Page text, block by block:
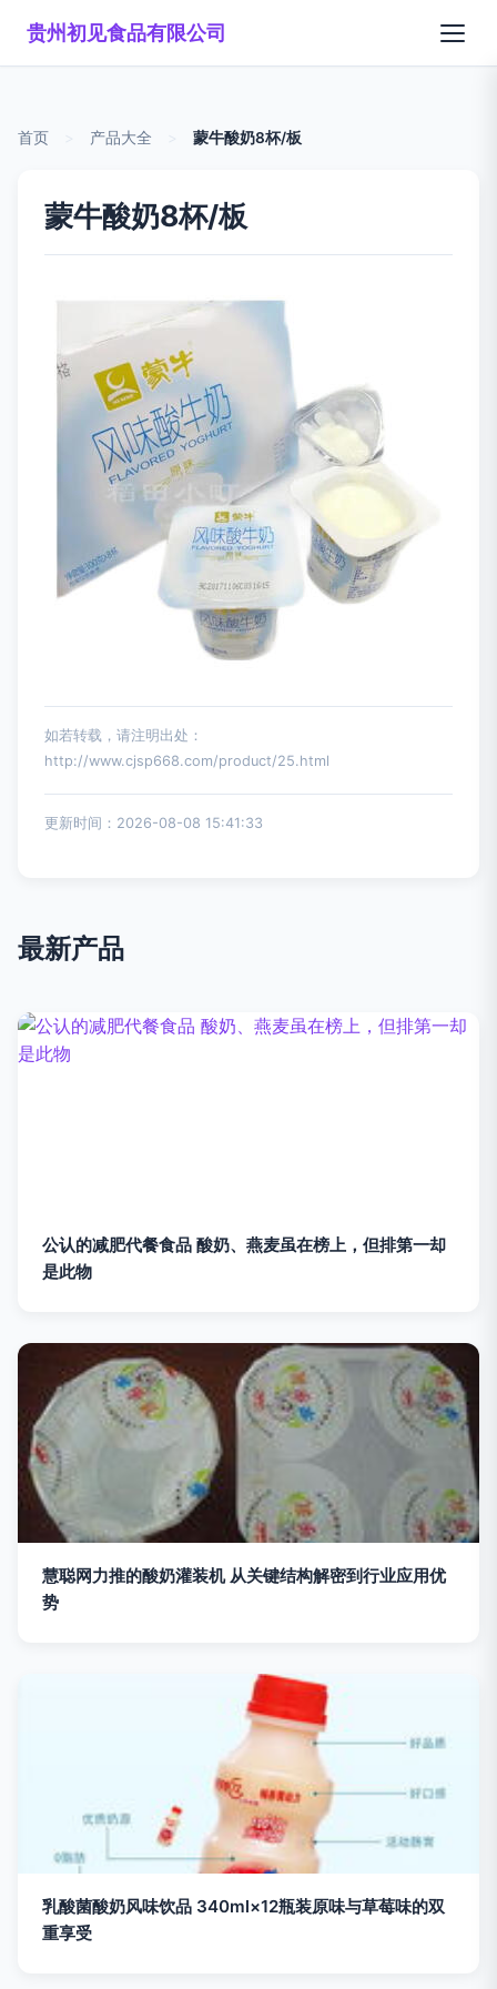
贵州初见食品有限公司
首页 产品大全 蒙牛酸奶8杯/板
蒙牛酸奶8杯/板
如若转载，请注明出处：
http://www.cjsp668.com/product/25.html
更新时间：2026-08-08 15:41:33
最新产品
公认的减肥代餐食品 酸奶、燕麦虽在榜上，但排第一却
是此物
慧聪网力推的酸奶灌装机 从关键结构解密到行业应用优
势
乳酸菌酸奶风味饮品 340ml×12瓶装原味与草莓味的双
重享受